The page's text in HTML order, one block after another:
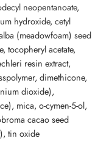
neopentanoate,
hydroxide, cetyl
(meadowfoam) seed
tocopheryl acetate,
resin extract,
dimethicone,
dioxide),
mica, o-cymen-5-ol,
cacao seed
tin oxide